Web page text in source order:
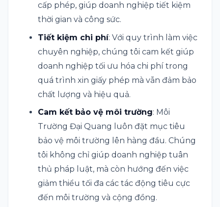
cấp phép, giúp doanh nghiệp tiết kiệm
thời gian và công sức.
Tiết kiệm chi phí: Với quy trình làm việc
chuyên nghiệp, chúng tôi cam kết giúp
doanh nghiệp tối ưu hóa chi phí trong
quá trình xin giấy phép mà vẫn đảm bảo
chất lượng và hiệu quả.
Cam kết bảo vệ môi trường: Môi
Trường Đại Quang luôn đặt mục tiêu
bảo vệ môi trường lên hàng đầu. Chúng
tôi không chỉ giúp doanh nghiệp tuân
thủ pháp luật, mà còn hướng đến việc
giảm thiểu tối đa các tác động tiêu cực
đến môi trường và cộng đồng.